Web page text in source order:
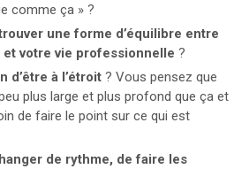
comme ça » ?
une forme d’équilibre entre
votre vie professionnelle ?
d’être à l’étroit ? Vous pensez que
plus large et plus profond que ça et
de faire le point sur ce qui est
de rythme, de faire les